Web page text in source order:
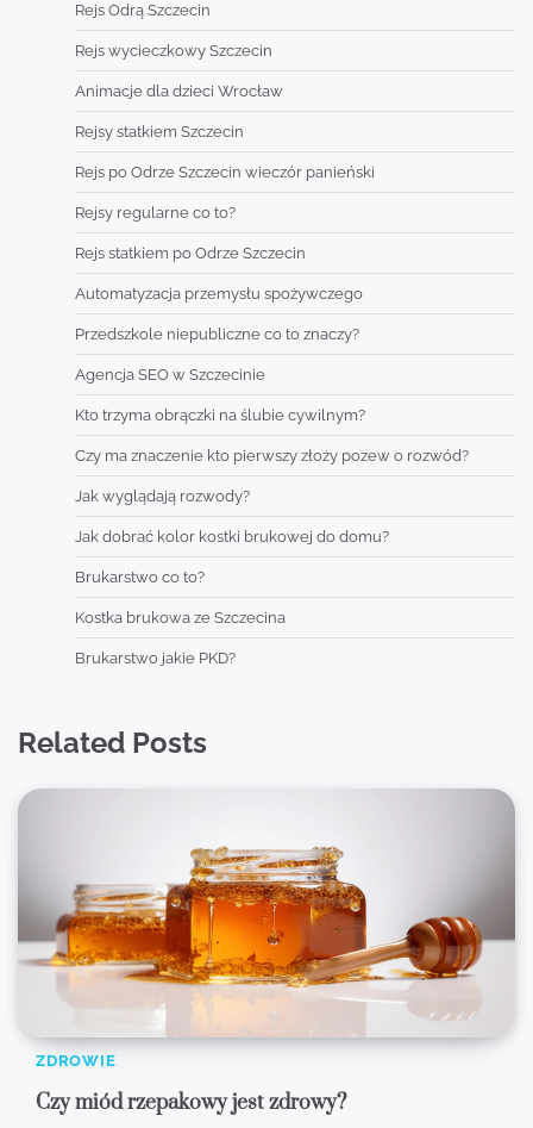
Rejs Odrą Szczecin
Rejs wycieczkowy Szczecin
Animacje dla dzieci Wrocław
Rejsy statkiem Szczecin
Rejs po Odrze Szczecin wieczór panieński
Rejsy regularne co to?
Rejs statkiem po Odrze Szczecin
Automatyzacja przemysłu spożywczego
Przedszkole niepubliczne co to znaczy?
Agencja SEO w Szczecinie
Kto trzyma obrączki na ślubie cywilnym?
Czy ma znaczenie kto pierwszy złoży pozew o rozwód?
Jak wyglądają rozwody?
Jak dobrać kolor kostki brukowej do domu?
Brukarstwo co to?
Kostka brukowa ze Szczecina
Brukarstwo jakie PKD?
Related Posts
ZDROWIE
Czy miód rzepakowy jest zdrowy?